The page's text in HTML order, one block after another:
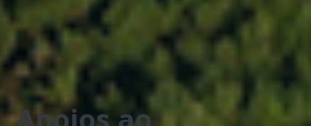
Continental - Comissão
Técnica Independente
VER TODAS